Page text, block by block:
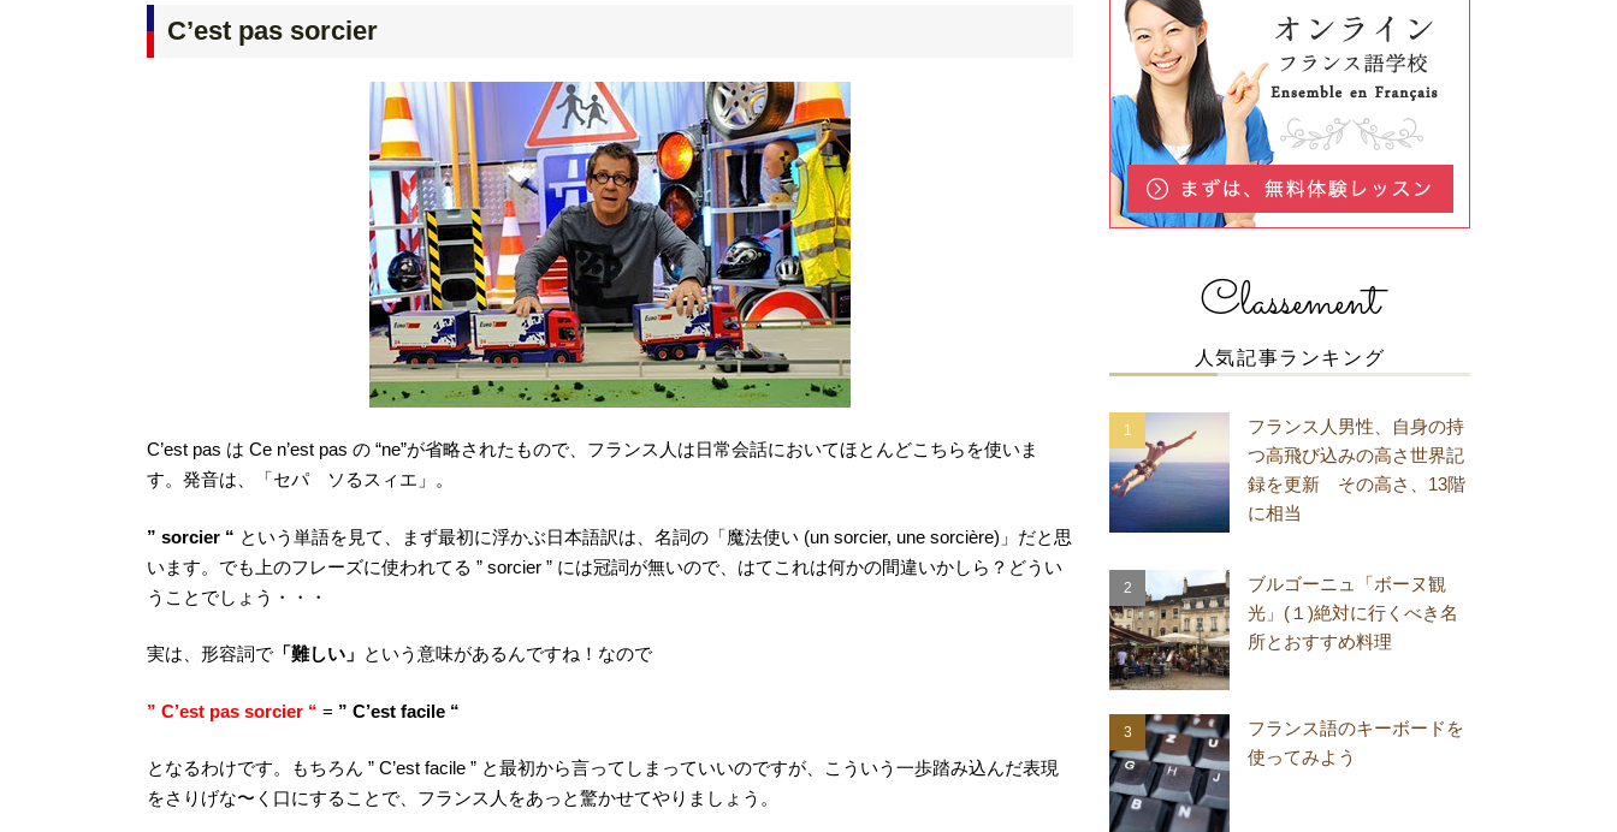
C’est pas sorcier
C’est pas は Ce n’est pas の “ne”が省略されたもので、フランス人は日常会話においてほとんどこちらを使いま
す。発音は、「セパ ソるスィエ」。
” sorcier “ という単語を見て、まず最初に浮かぶ日本語訳は、名詞の「魔法使い (un sorcier, une sorcière)」だと思
います。でも上のフレーズに使われてる ” sorcier ” には冠詞が無いので、はてこれは何かの間違いかしら？どうい
うことでしょう・・・
実は、形容詞で 「難しい」 という意味があるんですね！なので
” C’est pas sorcier “ = ” C’est facile “
となるわけです。もちろん ” C’est facile ” と最初から言ってしまっていいのですが、こういう一歩踏み込んだ表現
をさりげな〜く口にすることで、フランス人をあっと驚かせてやりましょう。
Classement
人気記事ランキング
フランス人男性、自身の持
つ高飛び込みの高さ世界記
録を更新 その高さ、13階
に相当
ブルゴーニュ「ボーヌ観
光」(１)絶対に行くべき名
所とおすすめ料理
フランス語のキーボードを
使ってみよう